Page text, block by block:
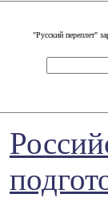
"Русский переплет"